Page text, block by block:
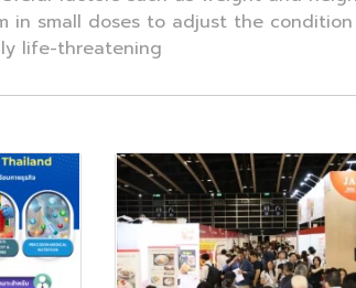
in small doses to adjust the
life-threatening